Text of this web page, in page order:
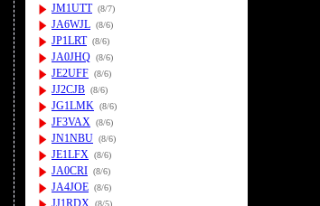
JM1UTT (8/7)
JA6WJL (8/6)
JP1LRT (8/6)
JA0JHQ (8/6)
JE2UFF (8/6)
JJ2CJB (8/6)
JG1LMK (8/6)
JF3VAX (8/6)
JN1NBU (8/6)
JE1LFX (8/6)
JA0CRI (8/6)
JA4JOE (8/6)
JJ1RDX (8/5)